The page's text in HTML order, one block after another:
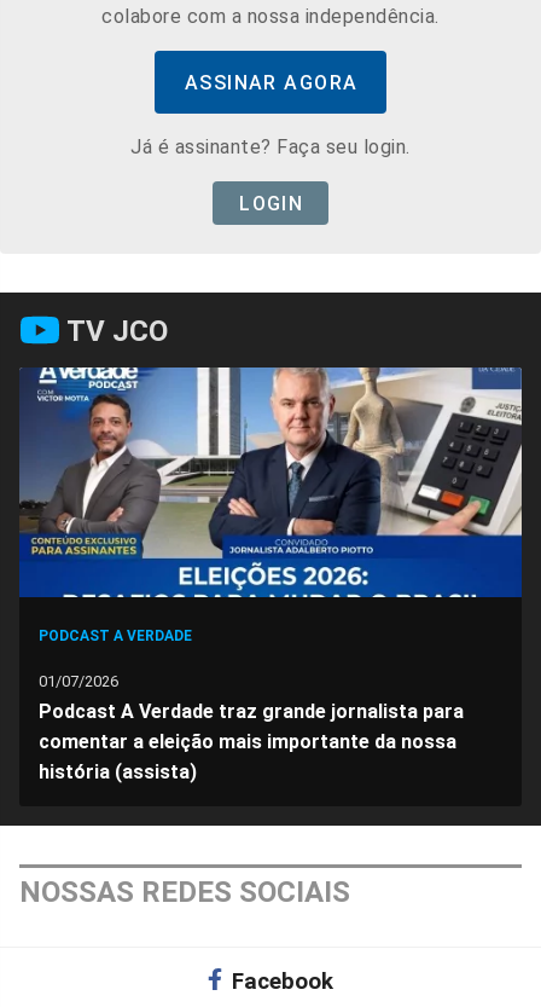
colabore com a nossa independência.
ASSINAR AGORA
Já é assinante? Faça seu login.
LOGIN
TV JCO
PODCAST A VERDADE
01/07/2026
Podcast A Verdade traz grande jornalista para
comentar a eleição mais importante da nossa
história (assista)
NOSSAS REDES SOCIAIS
Facebook